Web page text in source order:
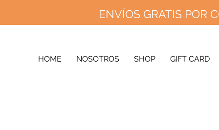
ENVÍOS GRATIS POR
HOME NOSOTROS SHOP GIFT CARD
ENVÍOS